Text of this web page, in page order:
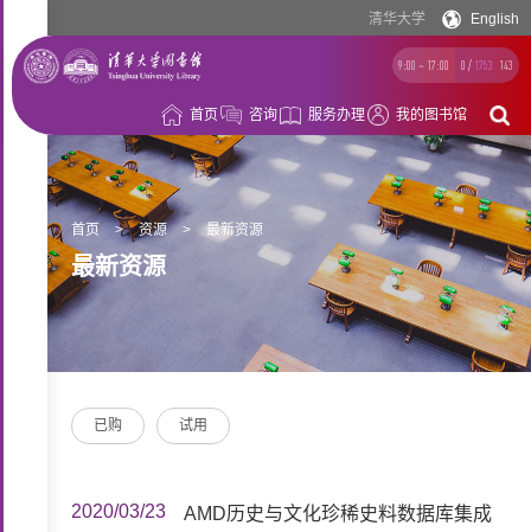
清华大学 English
9:00 ~ 17:00 0 / 1753 143
首页 咨询 服务办理 我的图书馆
借
阅
资
源
空
间
首页 > 资源 > 最新资源
最新资源
已购 试用
2020/03/23
AMD历史与文化珍稀史料数据库集成